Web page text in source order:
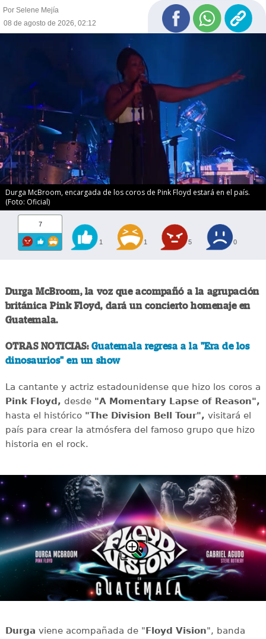
Por Selene Mejía
08 de agosto de 2026, 02:12
Durga McBroom, encargada de los coros de Pink Floyd estará en el país.
(Foto: Oficial)
7
1 1 5 0
Durga McBroom, la voz que acompañó a la agrupación
británica Pink Floyd, dará un concierto homenaje en
Guatemala.
OTRAS NOTICIAS: Guatemala regresa a la "Era de los
dinosaurios" en un show
La cantante y actriz estadounidense que hizo los coros a
Pink Floyd, desde"A Momentary Lapse of Reason",
hasta el histórico"The Division Bell Tour", visitará el
país para crear la atmósfera del famoso grupo que hizo
historia en el rock.
Durga viene acompañada de "Floyd Vision", banda